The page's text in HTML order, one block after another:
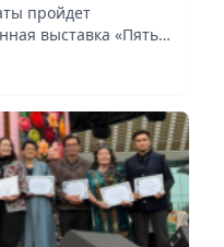
пройдет
выставка «Пять
с участием
Казахстана и